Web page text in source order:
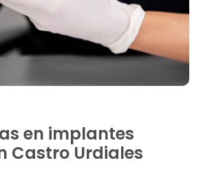
en implantes
Castro Urdiales